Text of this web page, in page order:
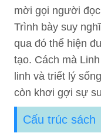
mời gọi người
Trình bày suy
qua đó thể hiện
tạo. Cách mà
linh và triết lý
còn khơi gợi sự
Cấu trúc sách